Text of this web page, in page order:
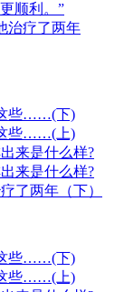
顺利。”
治疗了两年
些……(下)
些……(上)
来是什么样?
来是什么样?
了两年（下）
些……(下)
些……(上)